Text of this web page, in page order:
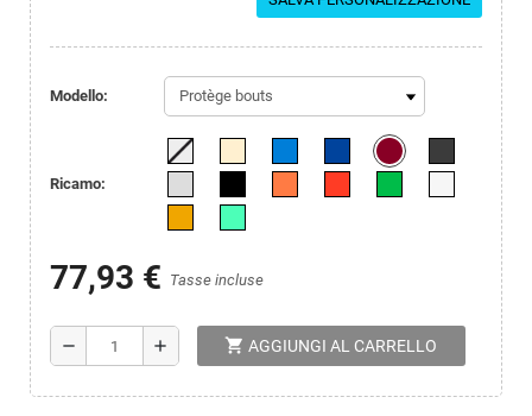
Modello:
Ricamo:
77,93 € Tasse incluse
remove add shopping_cart AGGIUNGI AL CARRELLO